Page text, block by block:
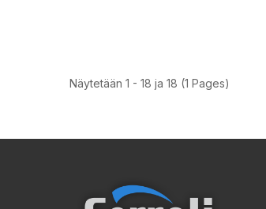
Näytetään 1 - 18 ja 18 (1 Pages)